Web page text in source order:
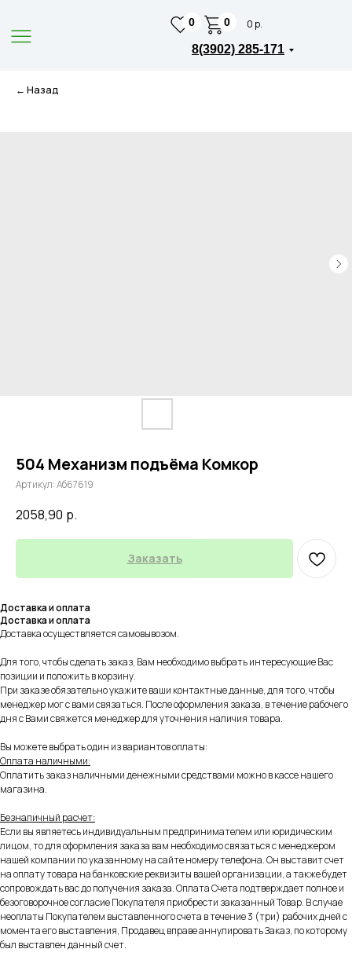
8(3902) 285-171
0 0 р.
0
← Назад
504 Механизм подъёма Комкор
Артикул:Аб67619
2058,90 р.
Заказать
Доставка и оплата
Доставка и оплата
Доставка осуществляется самовывозом.
Для того, чтобы сделать заказ, Вам необходимо выбрать интересующие Вас
позиции и положить в корзину.
При заказе обязательно укажите ваши контактные данные, для того, чтобы
менеджер мог с вами связаться. После оформления заказа, в течение рабочего
дня с Вами свяжется менеджер для уточнения наличия товара.
Вы можете выбрать один из вариантов оплаты:
Оплата наличными:
Оплатить заказ наличными денежными средствами можно в кассе нашего
магазина.
Безналичный расчет:
Если вы являетесь индивидуальным предпринимателем или юридическим
лицом, то для оформления заказа вам необходимо связаться с менеджером
нашей компании по указанному на сайте номеру телефона. Он выставит счет
на оплату товара на банковские реквизиты вашей организации, а также будет
сопровождать вас до получения заказа. Оплата Счета подтверждает полное и
безоговорочное согласие Покупателя приобрести заказанный Товар. В случае
неоплаты Покупателем выставленного счета в течение 3 (три) рабочих дней с
момента его выставления, Продавец вправе аннулировать Заказ, по которому
был выставлен данный счет.